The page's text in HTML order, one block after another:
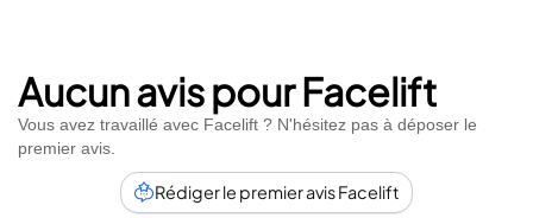
Aucun avis pour Facelift
Vous avez travaillé avec Facelift ? N'hésitez pas à déposer le
premier avis.
Rédiger le premier avis Facelift